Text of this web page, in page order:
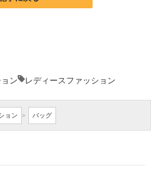
ン レディースファッション
ョン > バッグ